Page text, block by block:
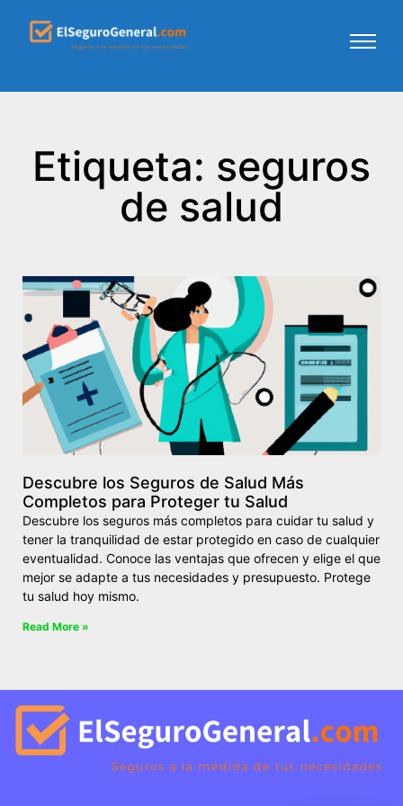
Etiqueta: seguros
de salud
Descubre los Seguros de Salud Más
Completos para Proteger tu Salud
Descubre los seguros más completos para cuidar tu salud y
tener la tranquilidad de estar protegido en caso de cualquier
eventualidad. Conoce las ventajas que ofrecen y elige el que
mejor se adapte a tus necesidades y presupuesto. Protege
tu salud hoy mismo.
Read More »